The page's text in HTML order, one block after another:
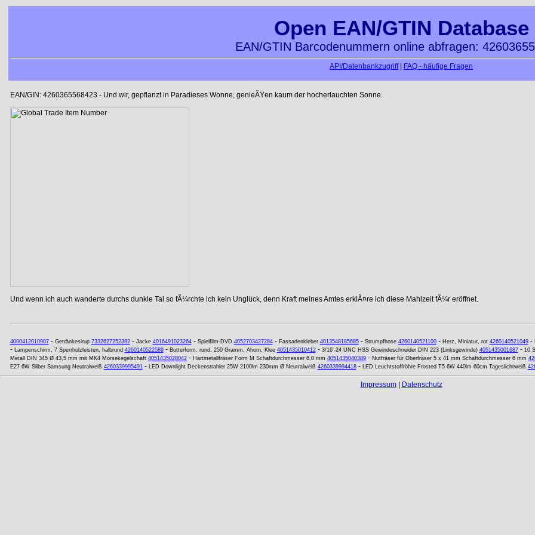
Open EAN/GTIN Database
EAN/GTIN Barcodenummern online abfragen:
API/Datenbankzugriff| FAQ - häufige Fragen
EAN/GIN: 4260365568423 - Und wir, gepflanzt in Paradieses Wonne, genieÃŸen kaum der hocherlauchten Sonne.
Und wenn ich auch wanderte durchs dunkle Tal so fÃ¼rchte ich kein Unglück, denn Kraft meines Amtes erklÃ¤re ich diese Mahlzeit fÃ¼r eröffnet.
4000412010907- Getränkesirup 7332627252382- Jacke 4016491023264- Spielfilm-DVD 4052703427284- Fassadenkleber 4013548185685- Strumpfhose 4260140521100- Herz, Miniatur, rot 4260140521049-
- Lampenschirm, 7 Sperrholzleisten, halbrund 4260140522589- Butterform, rund, 250 Gramm, Ahorn, Klee 4051435010412- 3/16'-24 UNC HSS Gewindeschneider DIN 223 (Linksgewinde) 4051435001687- 10
Metall DIN 345 Ø 43,5 mm mit MK4 Morsekegelschaft 4051435028042- Hartmetallfräser Form M Schaftdurchmesser 6,0 mm 4051435040389- Nutfräser für Oberfräser 5 x 41 mm Schaftdurchmesser 6 mm
E27 6W Silber Samsung Neutralweiß 4260339995491- LED Downlight Deckenstrahler 25W 2100lm 230mm Ø Neutralweiß 4260339994418- LED Leuchtstoffröhre Frosted T5 6W 440lm 60cm Tageslichtweiß
Impressum| Datenschutz